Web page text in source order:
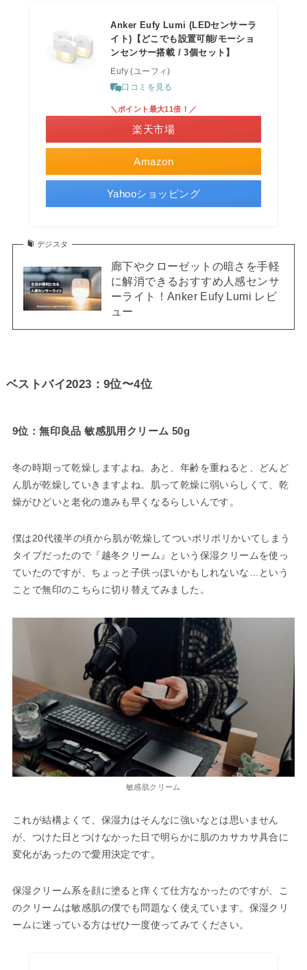
Anker Eufy Lumi (LEDセンサーラ
イト)【どこでも設置可能/モーショ
ンセンサー搭載 / 3個セット】
Eufy (ユーフィ)
口コミを見る
Amazon
＼ポイント最大11倍！／
楽天市場
Yahooショッピング
デジスタ
廊下やクローゼットの暗さを手軽
に解消できるおすすめ人感センサ
ーライト！Anker Eufy Lumi レビ
ュー
ベストバイ2023：9位〜4位
9位：無印良品 敏感肌用クリーム 50g
冬の時期って乾燥しますよね。あと、年齢を重ねると、どんど
ん肌が乾燥していきますよね。肌って乾燥に弱いらしくて、乾
燥がひどいと老化の進みも早くなるらしいんです。
僕は20代後半の頃から肌が乾燥してついポリポリかいてしまう
タイプだったので『越冬クリーム』という保湿クリームを使っ
ていたのですが、ちょっと子供っぽいかもしれないな…という
ことで無印のこちらに切り替えてみました。
敏感肌クリーム
これが結構よくて、保湿力はそんなに強いなとは思いません
が、つけた日とつけなかった日で明らかに肌のカサカサ具合に
変化があったので愛用決定です。
保湿クリーム系を顔に塗ると痒くて仕方なかったのですが、こ
のクリームは敏感肌の僕でも問題なく使えています。保湿クリ
ームに迷っている方はぜひ一度使ってみてください。